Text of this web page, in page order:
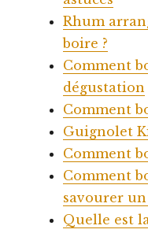
Rhum
boire ?
Comment
dégustation
Comment
Guignolet
Comment
Comment
savourer
Quelle est